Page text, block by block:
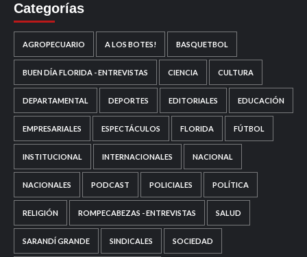
Categorías
AGROPECUARIO A LOS BOTES! BASQUETBOL
BUEN DÍA FLORIDA - ENTREVISTAS CIENCIA CULTURA
DEPARTAMENTAL DEPORTES EDITORIALES EDUCACIÓN
EMPRESARIALES ESPECTÁCULOS FLORIDA FÚTBOL
INSTITUCIONAL INTERNACIONALES NACIONAL
NACIONALES PODCAST POLICIALES POLÍTICA
RELIGIÓN ROMPECABEZAS - ENTREVISTAS SALUD
SARANDÍ GRANDE SINDICALES SOCIEDAD